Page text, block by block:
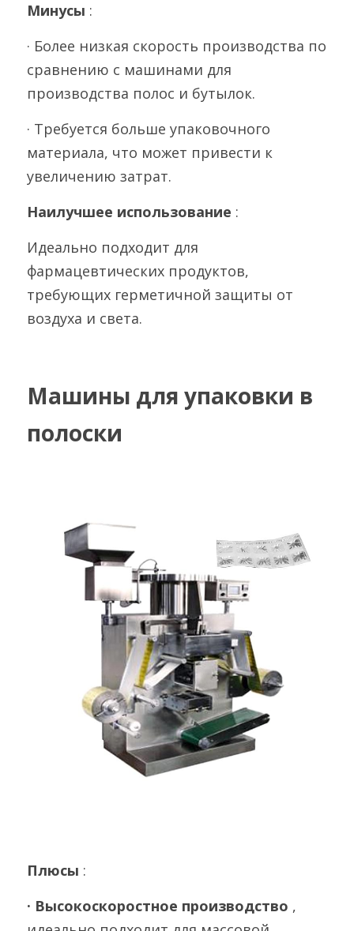
Минусы :
· Более низкая скорость производства по
сравнению с машинами для
производства полос и бутылок.
· Требуется больше упаковочного
материала, что может привести к
увеличению затрат.
Наилучшее использование :
Идеально подходит для
фармацевтических продуктов,
требующих герметичной защиты от
воздуха и света.
Машины для упаковки в
полоски
Плюсы :
· Высокоскоростное производство ,